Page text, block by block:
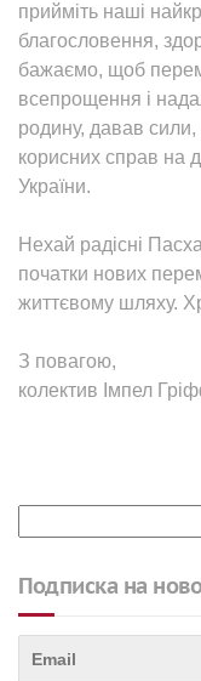
прийміть наші
благословення,
бажаємо, щоб
всепрощення і
родину, давав сили,
корисних справ на
України.
Нехай радісні
початки нових
життєвому шляху.
З повагою,
колектив Імпел
Подписка на